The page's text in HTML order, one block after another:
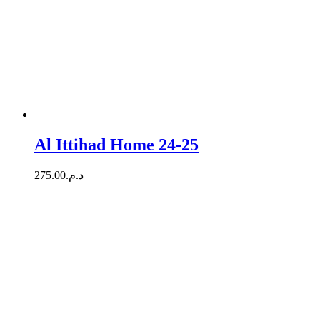
Al Ittihad Home 24-25
د.م.275.00